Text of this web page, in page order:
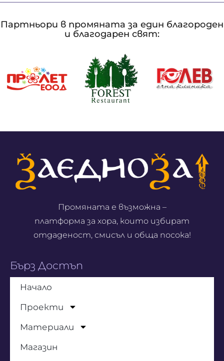
Партньори в промяната за един благороден
и благодарен свят:
Промяната е възможна –
платформа за хора, които избират
отдаденост, смисъл и обща посока!
Бърз Достъп
Начало
Проекти
Материали
Магазин